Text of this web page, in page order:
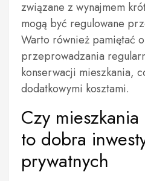
związane z wynajmem
mogą być regulowane
Warto również pamiętać
przeprowadzania
konserwacji mieszkania,
dodatkowymi kosztami.
Czy
to dobra
prywatnych